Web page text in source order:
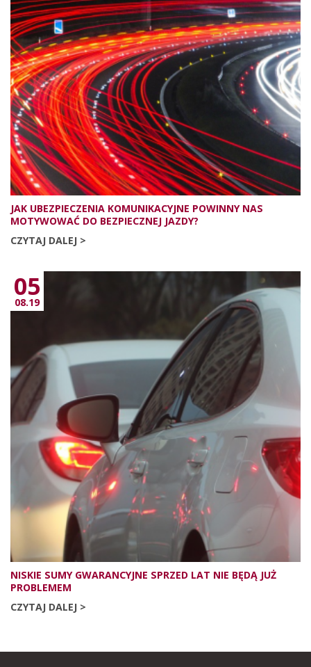
JAK UBEZPIECZENIA KOMUNIKACYJNE POWINNY NAS
MOTYWOWAĆ DO BEZPIECZNEJ JAZDY?
CZYTAJ DALEJ >
05
08.19
NISKIE SUMY GWARANCYJNE SPRZED LAT NIE BĘDĄ JUŻ
PROBLEMEM
CZYTAJ DALEJ >